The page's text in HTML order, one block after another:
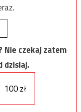
Nie czekaj zatem
dzisiaj.
100 zł